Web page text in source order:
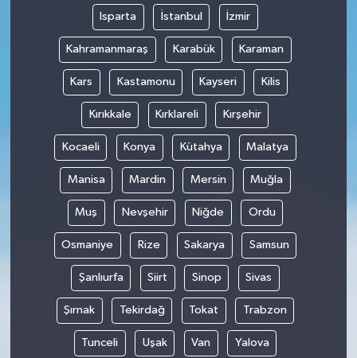
Isparta İstanbul İzmir
Kahramanmaraş Karabük Karaman
Kars Kastamonu Kayseri Kilis
Kırıkkale Kırklareli Kırşehir
Kocaeli Konya Kütahya Malatya
Manisa Mardin Mersin Muğla
Muş Nevşehir Niğde Ordu
Osmaniye Rize Sakarya Samsun
Şanlıurfa Siirt Sinop Sivas
Şırnak Tekirdağ Tokat Trabzon
Tunceli Uşak Van Yalova